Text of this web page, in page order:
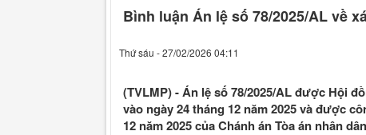
Bình luận Án lệ số 78/2025/AL về
Thứ sáu - 27/02/2026 04:11
(TVLMP) - Án lệ số 78/2025/AL được Hội
vào ngày 24 tháng 12 năm 2025 và được
12 năm 2025 của Chánh án Tòa án nhân